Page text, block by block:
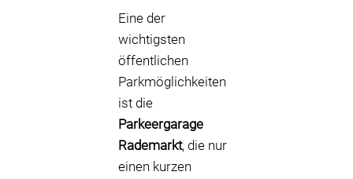
Eine der
wichtigsten
öffentlichen
Parkmöglichkeiten
ist die
Parkeergarage
Rademarkt, die nur
einen kurzen